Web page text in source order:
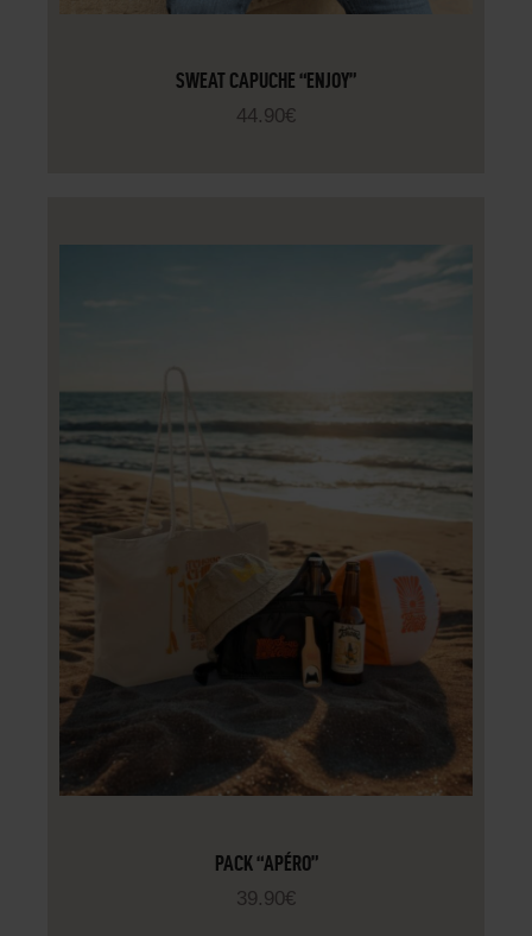
SWEAT CAPUCHE “ENJOY”
44.90€
PACK “APÉRO”
39.90€